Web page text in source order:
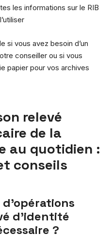
les informations sur le RIB
si vous avez besoin d’un
conseiller ou si vous
papier pour vos archives
relevé
de la
au quotidien :
conseils
d’identité
?